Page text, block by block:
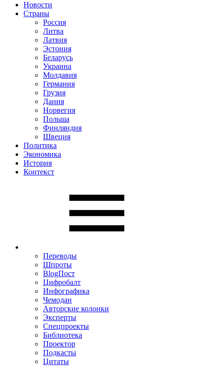
Новости
Страны
Россия
Литва
Латвия
Эстония
Беларусь
Украина
Молдавия
Германия
Грузия
Дания
Норвегия
Польша
Финляндия
Швеция
Политика
Экономика
История
Контекст
Переводы
Шпроты
BlogПост
Цифробалт
Инфографика
Чемодан
Авторские колонки
Эксперты
Спецпроекты
Библиотека
Проектор
Подкасты
Цитаты